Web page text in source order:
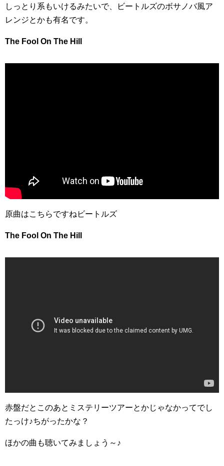
しっとり系もいけるみたいで、ビートルズのボサノバ風ア
レンジとかも有名です。
The Fool On The Hill
原曲はこちらですねビートルズ
The Fool On The Hill
赤盤だとこのあとミステリーツアーとかじゃなかってでし
たっけ♪ちがったかな？
ほかの曲も聴いてみましょう～♪